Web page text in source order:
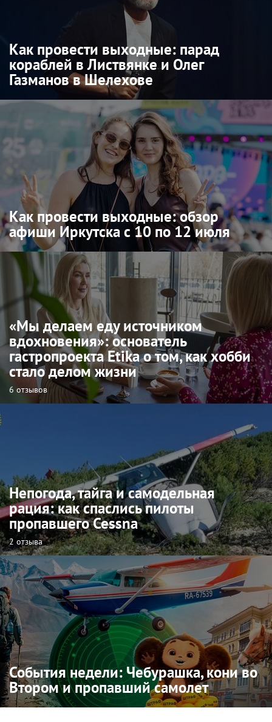
Как провести выходные: парад
кораблей в Листвянке и Олег
Газманов в Шелехове
Как провести выходные: обзор
афиши Иркутска с 10 по 12 июля
«Мы делаем еду источником
вдохновения»: основатель
гастропроекта Etika о том, как хобби
стало делом жизни
6 отзывов
Непогода, тайга и самодельная
рация: как спаслись пилоты
пропавшего Cessna
2 отзыва
События недели: Чебурашка, кони во
Втором и пропавший самолет